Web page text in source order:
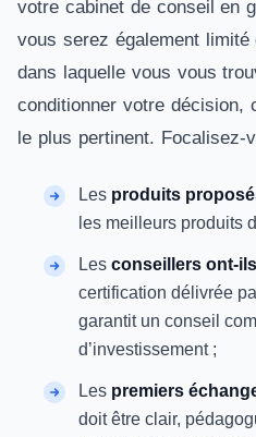
votre cabinet de conseil en
vous serez également
dans laquelle vous vous
conditionner votre décision,
le plus pertinent. Focalisez-
Les produits
les meilleurs produits
Les conseillers ont-
certification délivrée
garantit un conseil
d’investissement ;
Les premiers
doit être clair,